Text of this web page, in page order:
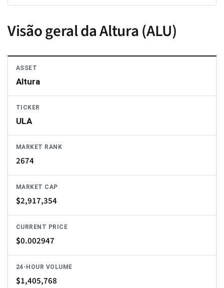
Visão geral da Altura (ALU)
ASSET
Altura
TICKER
ULA
MARKET RANK
2674
MARKET CAP
$2,917,354
CURRENT PRICE
$0.002947
24-HOUR VOLUME
$1,405,768